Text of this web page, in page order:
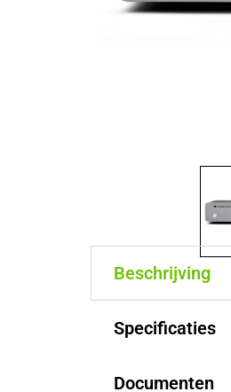
Beschrijving
Specificaties
Documenten